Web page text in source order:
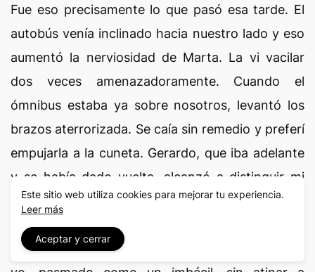
Fue eso precisamente lo que pasó esa tarde. El
autobús venía inclinado hacia nuestro lado y eso
aumentó la nerviosidad de Marta. La vi vacilar
dos veces amenazadoramente. Cuando el
ómnibus estaba ya sobre nosotros, levantó los
brazos aterrorizada. Se caía sin remedio y preferí
empujarla a la cuneta. Gerardo, que iba adelante
y se había dado vuelta, alcanzó a distinguir mi
ademán, no mi intención. Bajó de la bicicleta y
contempló el cuadro que formábamos. Marta
sucia de barro, con las rodillas ensangrentadas;
Este sitio web utiliza cookies para mejorar tu experiencia.
Leer más
Aceptar y cerrar